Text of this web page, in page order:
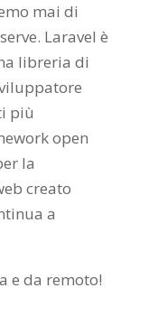
mai di
Laravel è
libreria di
più
open
la
creato
a
e da remoto!